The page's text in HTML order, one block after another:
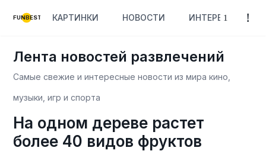
FUNBEST КАРТИНКИ НОВОСТИ ИНТЕРЕСНОЕ
Лента новостей развлечений
Самые свежие и интересные новости из мира кино,
музыки, игр и спорта
На одном дереве растет
более 40 видов фруктов